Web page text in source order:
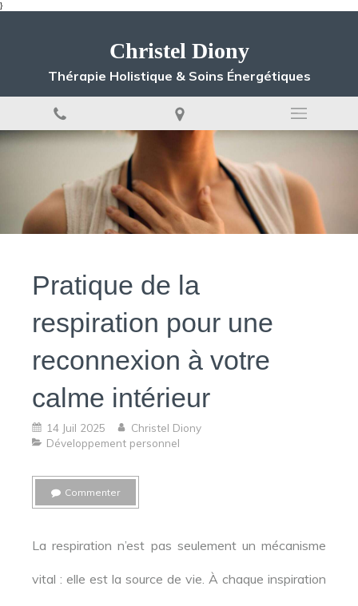
}
Christel Diony
Thérapie Holistique & Soins Énergétiques
Pratique de la
respiration pour une
reconnexion à votre
calme intérieur
14 Juil 2025
Christel Diony
Développement personnel
Commenter
La respiration n’est pas seulement un mécanisme
vital : elle est la source de vie. À chaque inspiration